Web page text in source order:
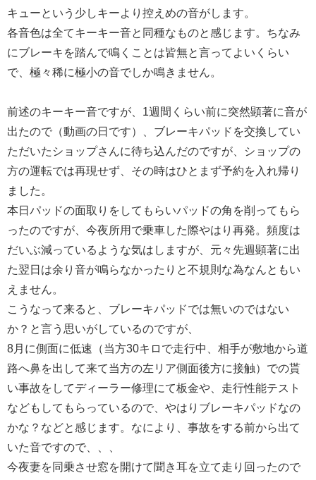
キューという少しキーより控えめの音がします。
各音色は全てキーキー音と同種なものと感じます。ちなみ
にブレーキを踏んで鳴くことは皆無と言ってよいくらい
で、極々稀に極小の音でしか鳴きません。
前述のキーキー音ですが、1週間くらい前に突然顕著に音が
出たので（動画の日です）、ブレーキパッドを交換してい
ただいたショップさんに待ち込んだのですが、ショップの
方の運転では再現せず、その時はひとまず予約を入れ帰り
ました。
本日パッドの面取りをしてもらいパッドの角を削ってもら
ったのですが、今夜所用で乗車した際やはり再発。頻度は
だいぶ減っているような気はしますが、元々先週顕著に出
た翌日は余り音が鳴らなかったりと不規則な為なんともい
えません。
こうなって来ると、ブレーキパッドでは無いのではない
か？と言う思いがしているのですが、
8月に側面に低速（当方30キロで走行中、相手が敷地から道
路へ鼻を出して来て当方の左リア側面後方に接触）での貰
い事故をしてディーラー修理にて板金や、走行性能テスト
などもしてもらっているので、やはりブレーキパッドなの
かな？などと感じます。なにより、事故をする前から出て
いた音ですので、、、
今夜妻を同乗させ窓を開けて聞き耳を立て走り回ったので